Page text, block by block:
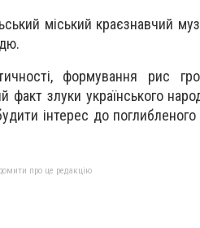
міський краєзнавчий
.
формування рис
факт злуки українського
інтерес до
про це редакцію